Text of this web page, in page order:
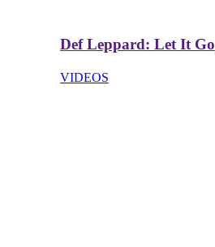
Def Leppard: Let It Go
VIDEOS